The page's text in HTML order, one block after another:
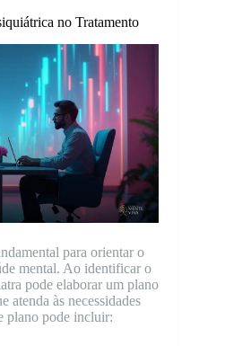
no Tratamento
para orientar o
mental. Ao identificar o
pode elaborar um plano
atenda às necessidades
plano pode incluir: